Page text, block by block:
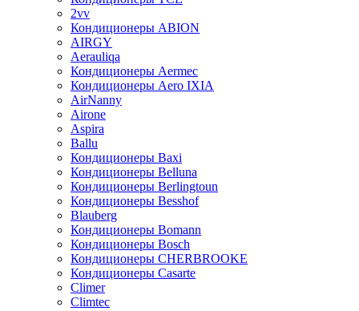
2vv
Кондиционеры ABION
AIRGY
Aerauliqa
Кондиционеры Aermec
Кондиционеры Aero IXIA
AirNanny
Airone
Aspira
Ballu
Кондиционеры Baxi
Кондиционеры Belluna
Кондиционеры Berlingtoun
Кондиционеры Besshof
Blauberg
Кондиционеры Bomann
Кондиционеры Bosch
Кондиционеры CHERBROOKE
Кондиционеры Casarte
Climer
Climtec